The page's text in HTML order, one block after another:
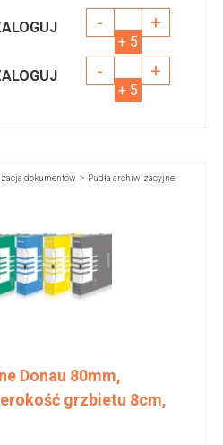
- +
+ 5
- +
+ 5
dokumentów > Pudła archiwizacyjne
Donau 80mm,
grzbietu 8cm,